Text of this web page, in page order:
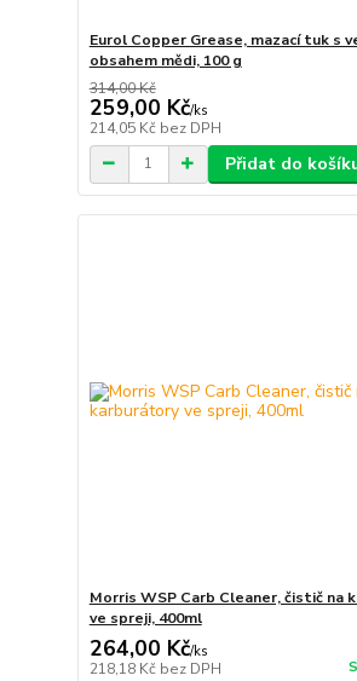
Eurol Copper Grease, mazací tuk s
obsahem mědi, 100 g
314,00 Kč
259,00 Kč/ks
214,05 Kč bez DPH
Přidat do
Morris WSP Carb Cleaner, čistič na
ve spreji, 400ml
264,00 Kč/ks
218,18 Kč bez DPH